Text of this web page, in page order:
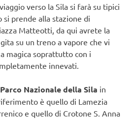
verso la Sila si farà su tipici
prende alla stazione di
Matteotti, da qui avrete la
su un treno a vapore che vi
magica soprattutto con i
innevati.
Nazionale della Sila in
è quello di Lamezia
e quello di Crotone S. Anna